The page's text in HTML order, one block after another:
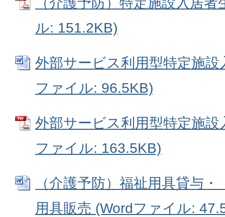
ル: 151.2KB)
外部サービス利用型特定施設
ファイル: 96.5KB)
外部サービス利用型特定施設
ファイル: 163.5KB)
（介護予防）福祉用具貸与
用具販売 (Wordファイル: